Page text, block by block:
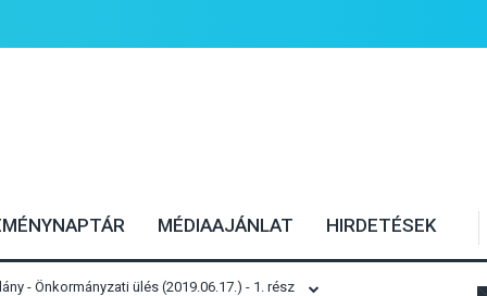
MÉDIAAJÁNLAT HIRDETÉSEK
- Önkormányzati ülés (2019.06.17.) - 1. rész